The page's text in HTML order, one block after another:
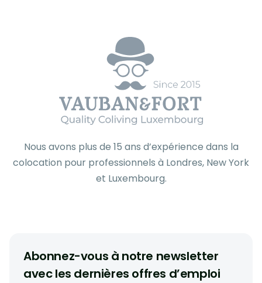
Nous avons plus de 15 ans d’expérience dans la
colocation pour professionnels à Londres, New York
et Luxembourg.
Abonnez-vous à notre newsletter
avec les dernières offres d’emploi